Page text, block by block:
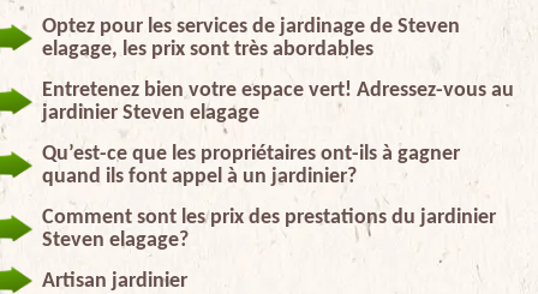
Optez pour les services de jardinage de Steven
elagage, les prix sont très abordables
Entretenez bien votre espace vert! Adressez-vous au
jardinier Steven elagage
Qu’est-ce que les propriétaires ont-ils à gagner
quand ils font appel à un jardinier?
Comment sont les prix des prestations du jardinier
Steven elagage?
Artisan jardinier